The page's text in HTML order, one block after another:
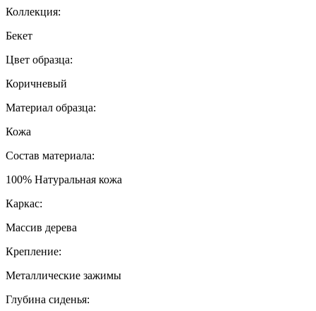
Коллекция:
Бекет
Цвет образца:
Коричневый
Материал образца:
Кожа
Состав материала:
100% Натуральная кожа
Каркас:
Массив дерева
Крепление:
Металлические зажимы
Глубина сиденья: